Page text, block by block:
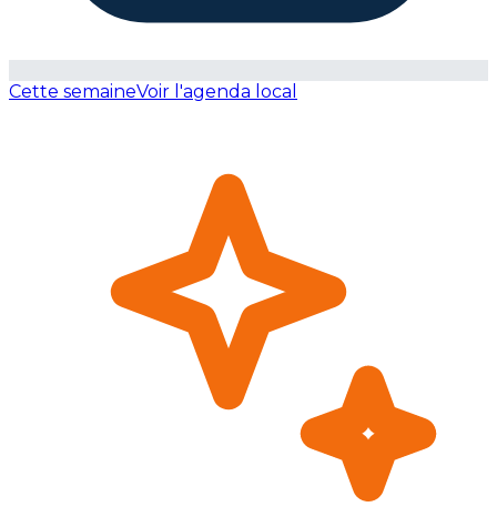
Cette semaineVoir l'agenda local